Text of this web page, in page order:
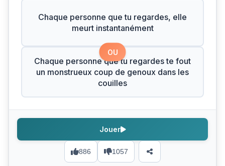
Chaque personne que tu regardes, elle
meurt instantanément
OU
Chaque personne que tu regardes te fout
un monstrueux coup de genoux dans les
couilles
886 1057
Jouer